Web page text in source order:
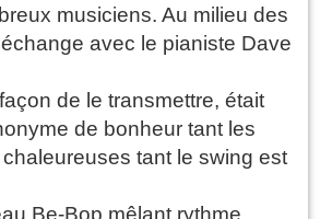
musiciens. Au milieu des
avec le pianiste Dave
de le transmettre, était
de bonheur tant les
tant le swing est